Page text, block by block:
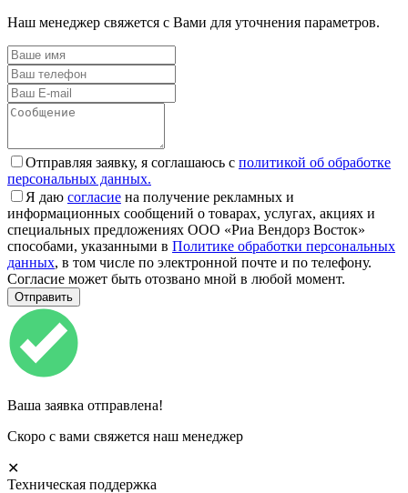
Наш менеджер свяжется с Вами для уточнения параметров.
Отправляя заявку, я соглашаюсь с политикой об обработке
персональных данных.
Я даю согласие на получение рекламных и
информационных сообщений о товарах, услугах, акциях и
специальных предложениях ООО «Риа Вендорз Восток»
способами, указанными в Политике обработки персональных
данных, в том числе по электронной почте и по телефону.
Согласие может быть отозвано мной в любой момент.
Ваша заявка отправлена!
Скоро с вами свяжется наш менеджер
✕
Техническая поддержка